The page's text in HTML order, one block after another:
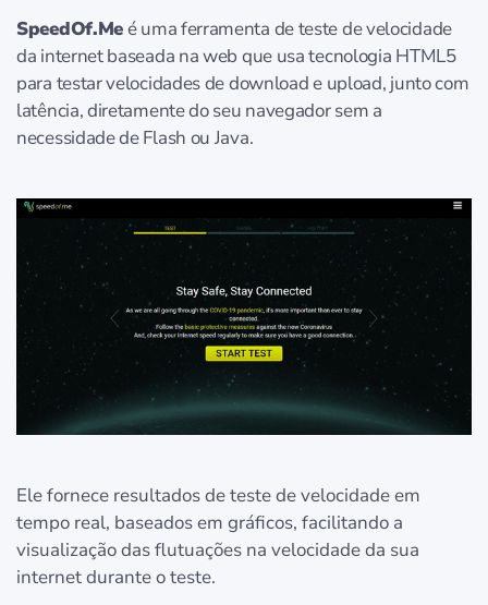
SpeedOf.Meé uma ferramenta de teste de velocidade
da internet baseada na web que usa tecnologia HTML5
para testar velocidades de download e upload, junto com
latência, diretamente do seu navegador sem a
necessidade de Flash ou Java.
Ele fornece resultados de teste de velocidade em
tempo real, baseados em gráficos, facilitando a
visualização das flutuações na velocidade da sua
internet durante o teste.